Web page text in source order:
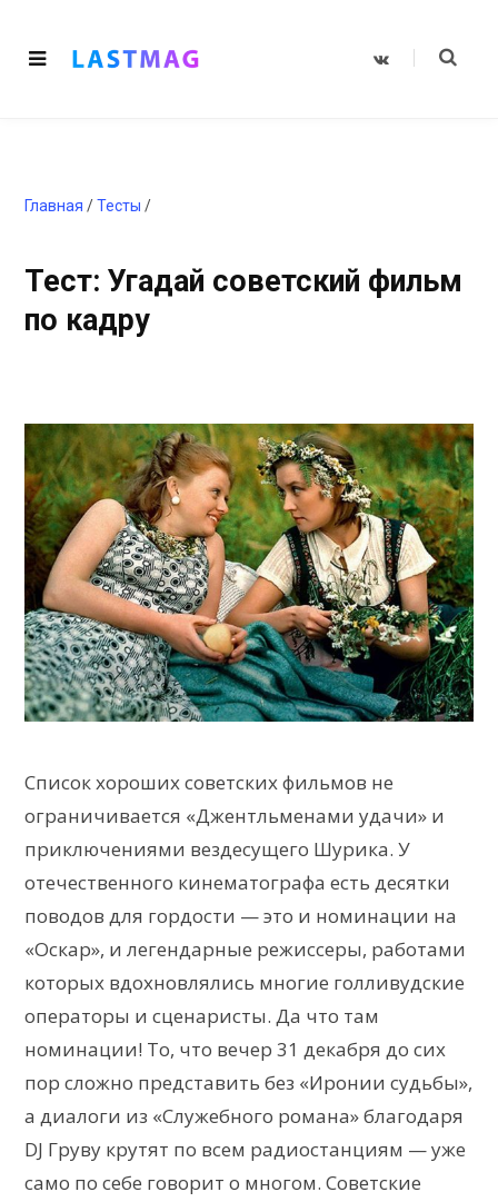
V
Главная /Тесты /
Тест: Угадай советский фильм
по кадру
Список хороших советских фильмов не
ограничивается «Джентльменами удачи» и
приключениями вездесущего Шурика. У
отечественного кинематографа есть десятки
поводов для гордости — это и номинации на
«Оскар», и легендарные режиссеры, работами
которых вдохновлялись многие голливудские
операторы и сценаристы. Да что там
номинации! То, что вечер 31 декабря до сих
пор сложно представить без «Иронии судьбы»,
а диалоги из «Служебного романа» благодаря
DJ Груву крутят по всем радиостанциям — уже
само по себе говорит о многом. Советские